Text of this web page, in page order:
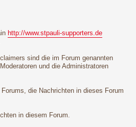
http://www.stpauli-supporters.de
sind die im Forum genannten
und die Administratoren
die Nachrichten in dieses Forum
in diesem Forum.